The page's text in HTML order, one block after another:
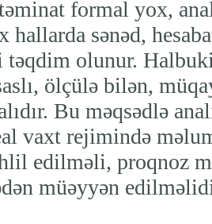
formal yox,
hallarda sənəd,
olunur.
ölçülə bilən,
Bu məqsədlə
vaxt rejimində
edilməli, proqnoz
müəyyən